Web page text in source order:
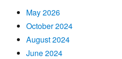
May 2026
October 2024
August 2024
June 2024